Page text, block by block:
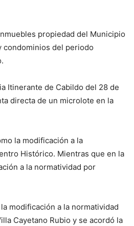
propiedad del Municipio
condominios del periodo
Itinerante de Cabildo del 28 de
directa de un microlote en la
la modificación a la
Histórico. Mientras que en la
a la normatividad por
modificación a la normatividad
Cayetano Rubio y se acordó la